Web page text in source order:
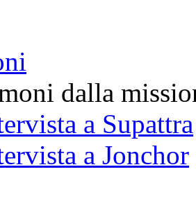
dalla
a Supattra
a Jonchor